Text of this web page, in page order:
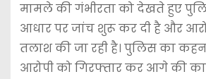
मामले की गंभीरता को देखते हुए
आधार पर जांच शुरू कर दी है और
तलाश की जा रही है। पुलिस का
आरोपी को गिरफ्तार कर आगे की